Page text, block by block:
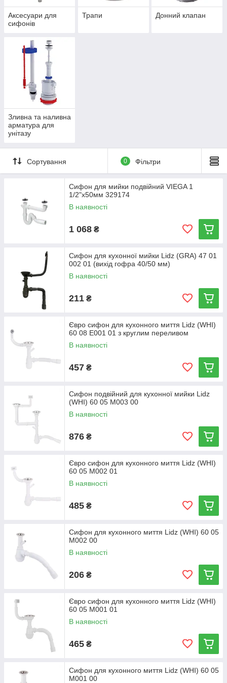
підходить для побутового та професійного
використання
Аксесуари для
сифонів
Трапи Донний клапан
Зливна та наливна
арматура для
унітазу
Сортування 0 Фільтри
Сифон для мийки подвійний VIEGA 1
1/2"х50мм 329174
В наявності
1 068 ₴
Сифон для кухонної мийки Lidz (GRA) 47 01
002 01 (вихід гофра 40/50 мм)
В наявності
211 ₴
Євро сифон для кухонного миття Lidz (WHI)
60 08 E001 01 з круглим переливом
В наявності
457 ₴
Сифон подвійний для кухонної мийки Lidz
(WHI) 60 05 M003 00
В наявності
876 ₴
Євро сифон для кухонного миття Lidz (WHI)
60 05 M002 01
В наявності
485 ₴
Сифон для кухонного миття Lidz (WHI) 60 05
M002 00
В наявності
206 ₴
Євро сифон для кухонного миття Lidz (WHI)
60 05 M001 01
В наявності
465 ₴
Сифон для кухонного миття Lidz (WHI) 60 05
M001 00